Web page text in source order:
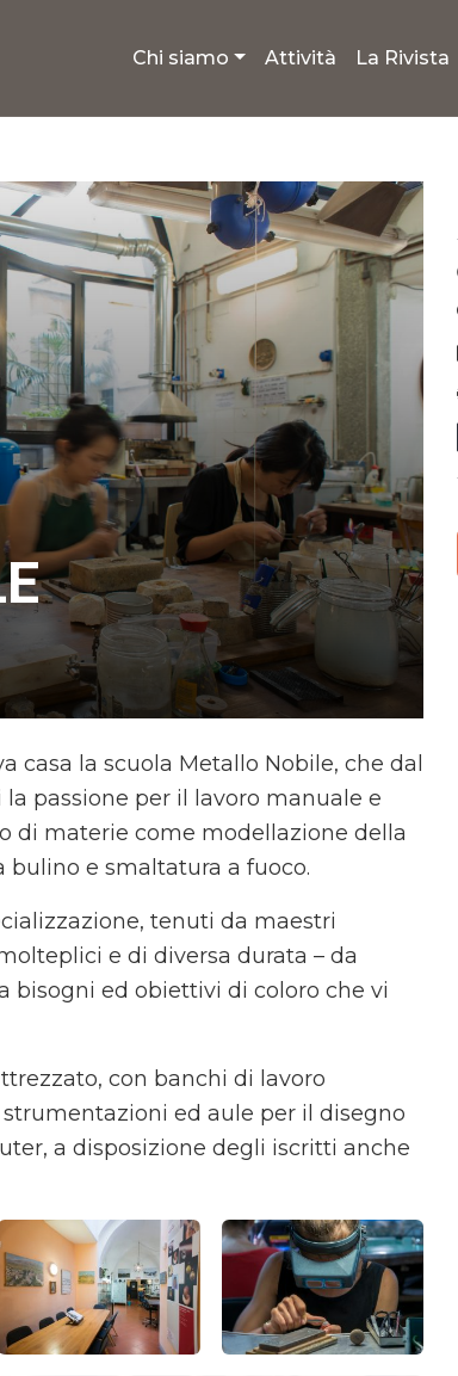
Chi siamo Attività La Rivista
casa la scuola Metallo Nobile, che dal
passione per il lavoro manuale e
di materie come modellazione della
bulino e smaltatura a fuoco.
tenuti da maestri
e di diversa durata – da
bisogni ed obiettivi di coloro che vi
con banchi di lavoro
ed aule per il disegno
a disposizione degli iscritti anche